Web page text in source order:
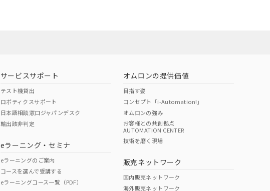
O O
サービスサポート
テスト機貸出
ロボティクスサポート
日本語相談窓口ジャパンデスク
輸出該非判定
eラーニング・セミナ
eラーニングのご案内
コースを選んで受講する
eラーニングコース一覧（PDF）
オムロンの提供価値
目指す姿
コンセプト「i-Automation!」
オムロンの強み
お客様との共創拠点
AUTOMATION CENTER
技術を磨く現場
販売ネットワーク
国内販売ネットワーク
海外販売ネットワーク